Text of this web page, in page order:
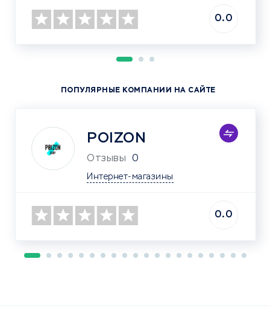
0.0
ПОПУЛЯРНЫЕ КОМПАНИИ НА САЙТЕ
POIZON
Отзывы 0
Интернет-магазины
0.0